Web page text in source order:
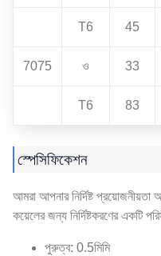
T6 45
7075 ও 33
T6 83
স্পেসিফিকেশন
আমরা আপনার নির্দিষ্ট প্রয়োজনীয়তা
কয়েলের জন্য নির্দিষ্টকরণের একটি
পুরুত্ব: 0.5মিমি